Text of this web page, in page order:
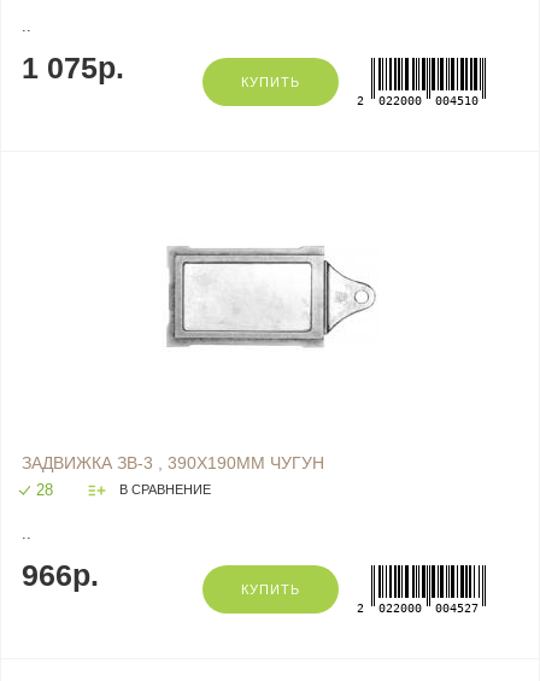
..
1 075р. КУПИТЬ
2 022000 004510
ЗАДВИЖКА ЗВ-3 , 390Х190ММ ЧУГУН
28 В СРАВНЕНИЕ
..
966р. КУПИТЬ
2 022000 004527